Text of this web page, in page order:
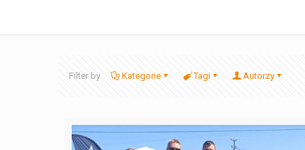
Filter by Kategorie Tagi Autorzy